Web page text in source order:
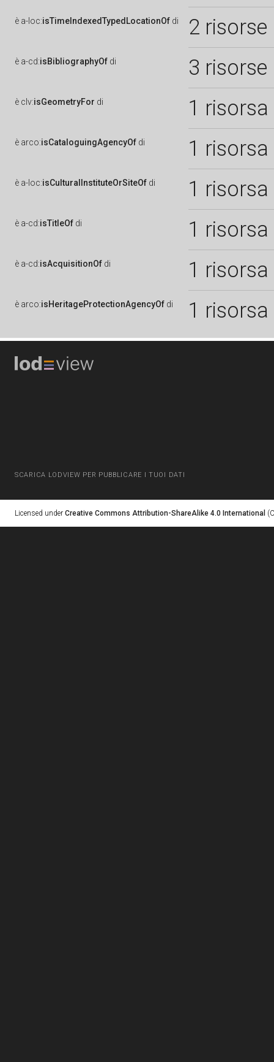
è a-loc:isTimeIndexedTypedLocationOf di 2 risorse
è a-cd:isBibliographyOf di 3 risorse
è clv:isGeometryFor di 1 risorsa
è arco:isCataloguingAgencyOf di 1 risorsa
è a-loc:isCulturalInstituteOrSiteOf di 1 risorsa
è a-cd:isTitleOf di 1 risorsa
è a-cd:isAcquisitionOf di 1 risorsa
è arco:isHeritageProtectionAgencyOf di 1 risorsa
SCARICA LODVIEW PER PUBBLICARE I TUOI DATI
Licensed under Creative Commons Attribution-ShareAlike 4.0 International